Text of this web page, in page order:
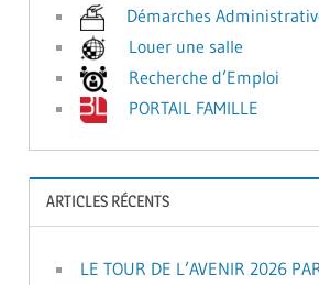
Démarches
Louer une salle
Recherche d’Emploi
PORTAIL FAMILLE
ARTICLES RÉCENTS
LE TOUR DE L’AVENIR 2026